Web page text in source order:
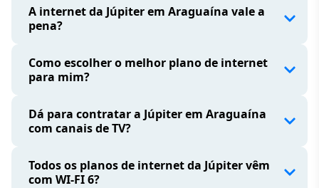
A internet da Júpiter em Araguaína vale a
pena?
Como escolher o melhor plano de internet
para mim?
Dá para contratar a Júpiter em Araguaína
com canais de TV?
Todos os planos de internet da Júpiter vêm
com WI-FI 6?